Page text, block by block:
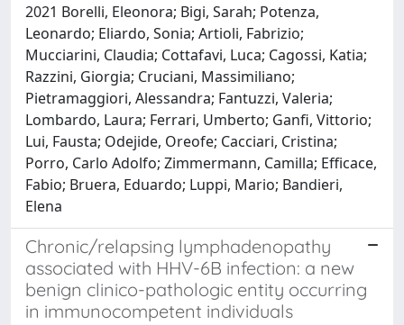
2021 Borelli, Eleonora; Bigi, Sarah; Potenza,
Leonardo; Eliardo, Sonia; Artioli, Fabrizio;
Mucciarini, Claudia; Cottafavi, Luca; Cagossi, Katia;
Razzini, Giorgia; Cruciani, Massimiliano;
Pietramaggiori, Alessandra; Fantuzzi, Valeria;
Lombardo, Laura; Ferrari, Umberto; Ganfi, Vittorio;
Lui, Fausta; Odejide, Oreofe; Cacciari, Cristina;
Porro, Carlo Adolfo; Zimmermann, Camilla; Efficace,
Fabio; Bruera, Eduardo; Luppi, Mario; Bandieri,
Elena
Chronic/relapsing lymphadenopathy
associated with HHV-6B infection: a new
benign clinico-pathologic entity occurring
in immunocompetent individuals